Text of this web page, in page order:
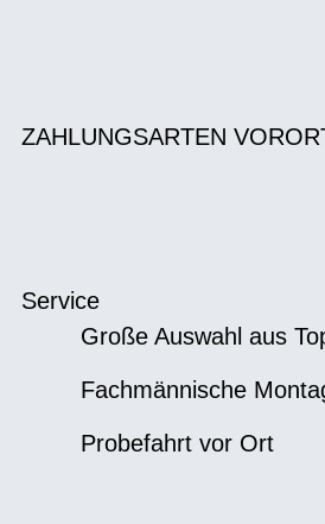
ZAHLUNGSARTEN
Service
Große Auswahl aus
Fachmännische
Probefahrt vor Ort